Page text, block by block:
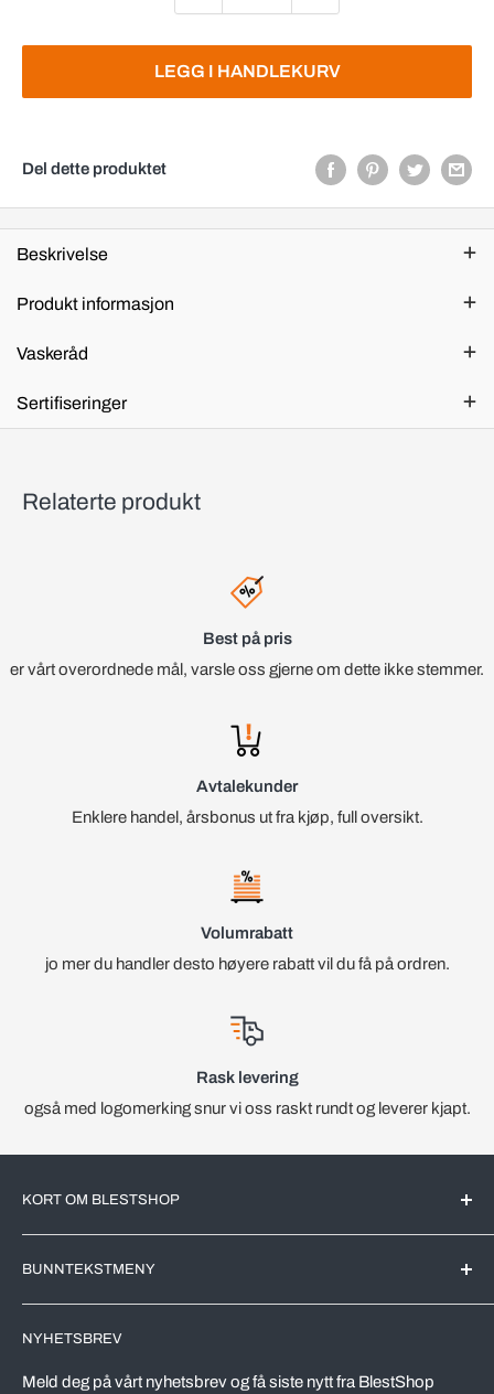
LEGG I HANDLEKURV
Del dette produktet
Beskrivelse
Produkt informasjon
Vaskeråd
Sertifiseringer
Relaterte produkt
Best på pris
er vårt overordnede mål, varsle oss gjerne om dette ikke stemmer.
Avtalekunder
Enklere handel, årsbonus ut fra kjøp, full oversikt.
Volumrabatt
jo mer du handler desto høyere rabatt vil du få på ordren.
Rask levering
også med logomerking snur vi oss raskt rundt og leverer kjapt.
KORT OM BLESTSHOP
det Norske markedet. All videreforedling av produktene blir
utført av markedsledende produsenter her i Norge.
Vi driver en effektivt nettbutikk, riktig utvalg av varer,
automatiserer prosesser og kutter kostnader. Dette skal
BUNNTEKSTMENY
Leveringstid
Vareprøver
NYHETSBREV
Meld deg på vårt nyhetsbrev og få siste nytt fra BlestShop